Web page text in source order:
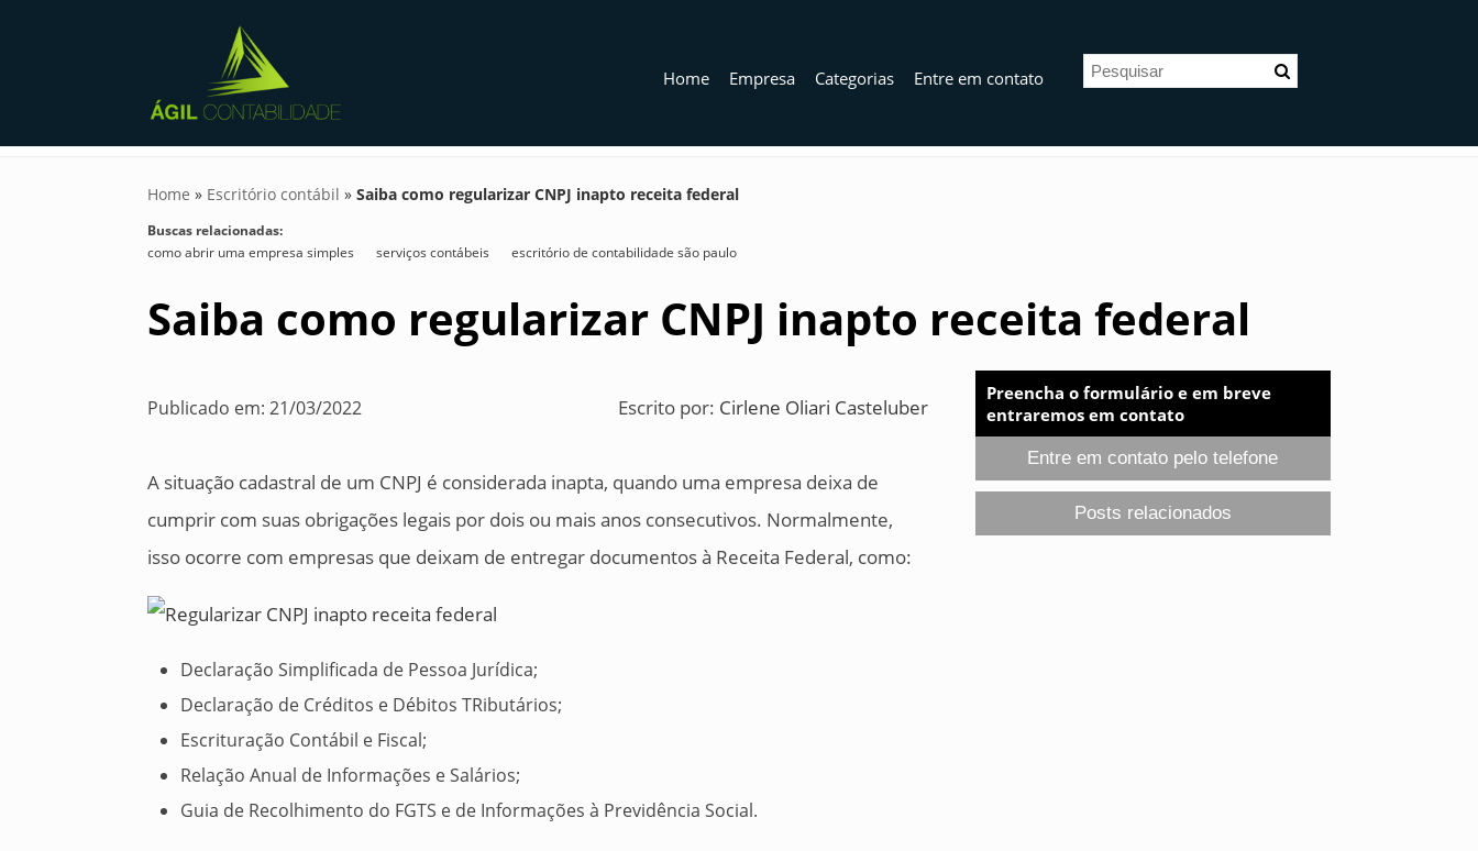
Home Empresa Categorias Entre em contato
Home » Escritório contábil »Saiba como regularizar CNPJ inapto receita federal
Buscas relacionadas:
como abrir uma empresa simples
serviços contábeis escritório de contabilidade são paulo
Saiba como regularizar CNPJ inapto receita federal
Publicado em: 21/03/2022 Escrito por: Cirlene Oliari Casteluber
A situação cadastral de um CNPJ é considerada inapta, quando uma empresa deixa de
cumprir com suas obrigações legais por dois ou mais anos consecutivos. Normalmente,
isso ocorre com empresas que deixam de entregar documentos à Receita Federal, como:
Declaração Simplificada de Pessoa Jurídica;
Declaração de Créditos e Débitos TRibutários;
Escrituração Contábil e Fiscal;
Relação Anual de Informações e Salários;
Guia de Recolhimento do FGTS e de Informações à Previdência Social.
Preencha o formulário e em breve
entraremos em contato
Entre em contato pelo telefone
Posts relacionados